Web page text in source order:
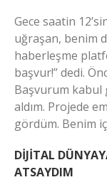
Gece saatin
uğraşan, benim
haberleşme
başvur!” dedi.
Başvurum
aldım. Projede
gördüm. Benim
DİJİTAL
ATSAYDIM